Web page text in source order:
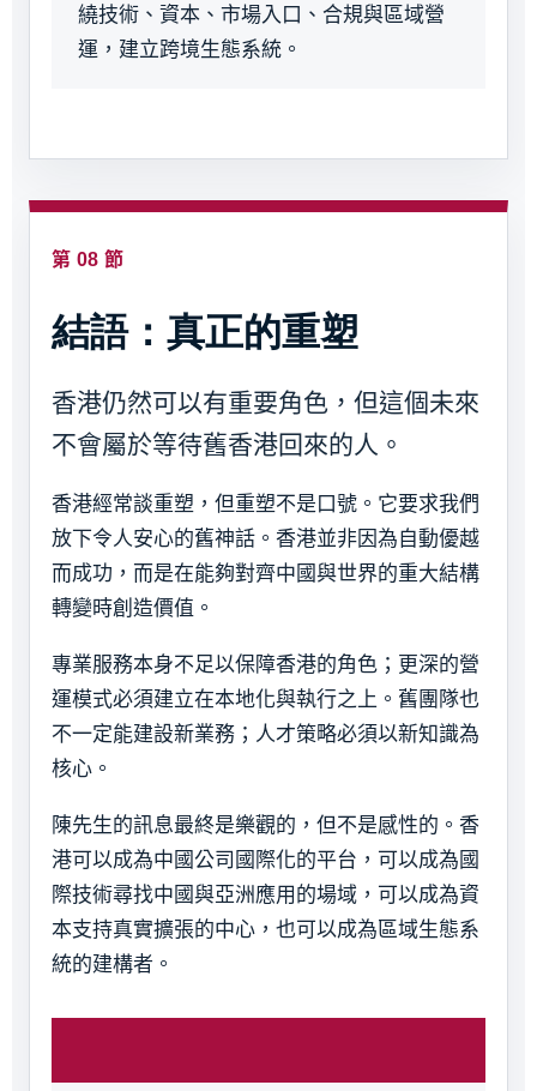
繞技術、資本、市場入口、合規與區域營
運，建立跨境生態系統。
第 08 節
結語：真正的重塑
香港仍然可以有重要角色，但這個未來
不會屬於等待舊香港回來的人。
香港經常談重塑，但重塑不是口號。它要求我們
放下令人安心的舊神話。香港並非因為自動優越
而成功，而是在能夠對齊中國與世界的重大結構
轉變時創造價值。
專業服務本身不足以保障香港的角色；更深的營
運模式必須建立在本地化與執行之上。舊團隊也
不一定能建設新業務；人才策略必須以新知識為
核心。
陳先生的訊息最終是樂觀的，但不是感性的。香
港可以成為中國公司國際化的平台，可以成為國
際技術尋找中國與亞洲應用的場域，可以成為資
本支持真實擴張的中心，也可以成為區域生態系
統的建構者。